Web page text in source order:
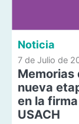
Noticia
7 de Julio de
Memorias
nueva
en la
USACH